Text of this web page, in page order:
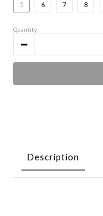
5 6 7 8
Quantity
Description